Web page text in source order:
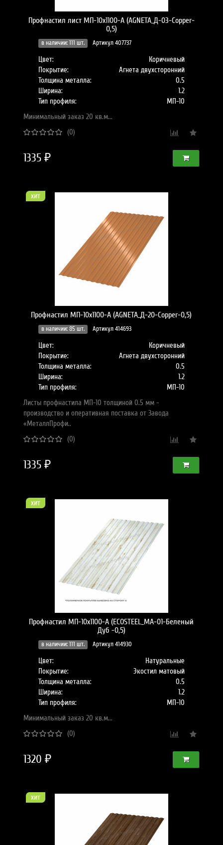
Профнастил лист МП-10x1100-A (AGNETA_Д-03-Copper-
0,5)
в наличии: 111 шт. Артикул 407737
Цвет:
Коричневый
Покрытие:
Агнета двухсторонний
Толщина металла:
0.5
Ширина:
1.2
Тип профиля:
МП-10
Минимальный заказ 20 кв.м...
(0)
1335 ₽
хит
Профнастил МП-10x1100-A (AGNETA_Д-20-Copper-0,5)
в наличии: 85 шт. Артикул 414693
Цвет:
Коричневый
Покрытие:
Агнета двухсторонний
Толщина металла:
0.5
Ширина:
1.2
Тип профиля:
МП-10
Листы профнастила МП-10 толщиной 0.5 мм -
производство и оперативная поставка от Завода
«МеталлПрофи..
(0)
1335 ₽
хит
Профнастил МП-10x1100-A (ECOSTEEL_MA-01-Беленый
Дуб -0,5)
в наличии: 111 шт. Артикул 414930
Цвет:
Натуральные
Покрытие:
Экостил матовый
Толщина металла:
0.5
Ширина:
1.2
Тип профиля:
МП-10
Минимальный заказ 20 кв.м...
(0)
1320 ₽
хит